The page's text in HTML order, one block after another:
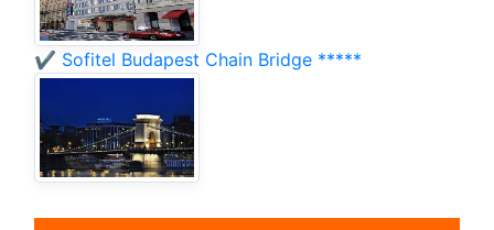
✔️ Sofitel Budapest Chain Bridge *****